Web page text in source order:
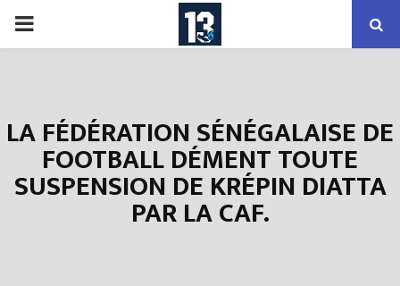
PRIMARY
LA FÉDÉRATION SÉNÉGALAISE DE
FOOTBALL DÉMENT TOUTE
SUSPENSION DE KRÉPIN DIATTA
PAR LA CAF.